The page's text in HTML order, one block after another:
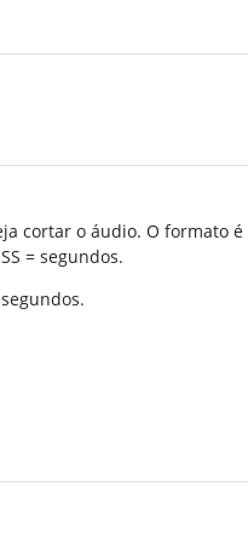
cortar o áudio. O formato é
= segundos.